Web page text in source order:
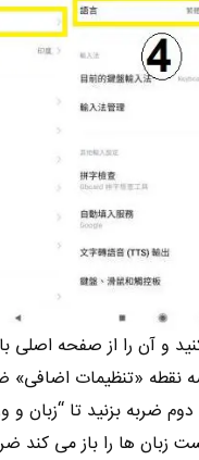
و آن را از صفحه اصلی
نقطه «تنظیمات اضافی»
ضربه بزنید تا “زبان و
زبان ها را باز می کند